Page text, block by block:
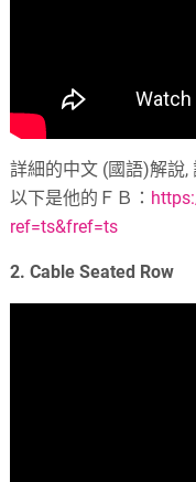
詳細的中文 (國語)解說,
以下是他的ＦＢ：
ref=ts&fref=ts
2. Cable Seated Row